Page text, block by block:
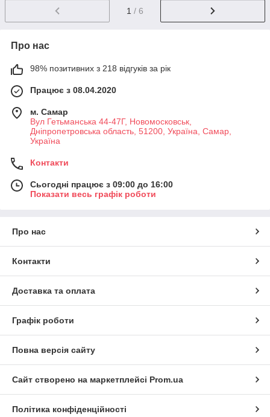
Пластикові кошики допомагають організувати зберігання
речей та продуктів у будинку. Це відмінне рішення для овочів
та фруктів. На сайті ви знайдете великий вибір форм та
забарвлень, які стануть чудовим доповненням до інтер'єру.
Всі ємності для зберігання харчових
продуктів
Переваги ємностей та контейнерів
Раціоналізація та оптимізація зберігання
харчових продуктів та речей.
Виготовлення із безпечних матеріалів,
призначених для контакту з продуктами.
Наявність харчових контейнерів різного
призначення, форм, розмірів.
1 / 6
Про нас
98% позитивних з 218 відгуків за рік
Працює з 08.04.2020
м. Самар
Вул Гетьманська 44-47Г, Новомосковськ,
Днiпропетровська область, 51200, Україна, Самар,
Україна
Контакти
Сьогодні працює з 09:00 до 16:00
Показати весь графік роботи
Про нас
Контакти
Доставка та оплата
Графік роботи
Повна версія сайту
Сайт створено на маркетплейсі Prom.ua
Політика конфіденційності